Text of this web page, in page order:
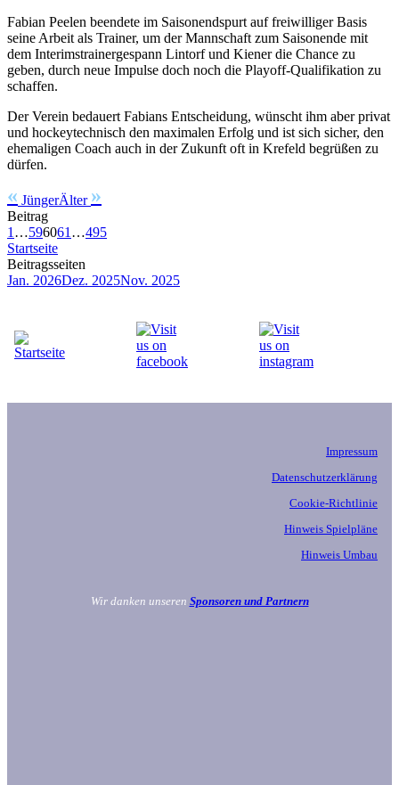
Fabian Peelen beendete im Saisonendspurt auf freiwilliger Basis
seine Arbeit als Trainer, um der Mannschaft zum Saisonende mit
dem Interimstrainergespann Lintorf und Kiener die Chance zu
geben, durch neue Impulse doch noch die Playoff-Qualifikation zu
schaffen.
Der Verein bedauert Fabians Entscheidung, wünscht ihm aber privat
und hockeytechnisch den maximalen Erfolg und ist sich sicher, den
ehemaligen Coach auch in der Zukunft oft in Krefeld begrüßen zu
dürfen.
« JüngerÄlter »
Beitrag
1 …596061 …495
Startseite
Beitragsseiten
Jan. 2026Dez. 2025Nov. 2025
Impressum
Datenschutzerklärung
Cookie-Richtlinie
Hinweis Spielpläne
Hinweis Umbau
Wir danken unseren Sponsoren und Partnern